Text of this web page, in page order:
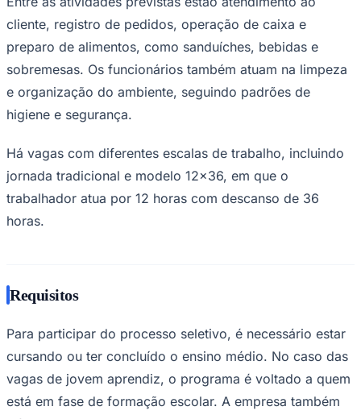
Premier League
La Liga
Bundesliga
Mundial 2026
Times - Ir direto
cliente, registro de pedidos, operação de caixa e
preparo de alimentos, como sanduíches, bebidas e
sobremesas. Os funcionários também atuam na limpeza
e organização do ambiente, seguindo padrões de
higiene e segurança.
Há vagas com diferentes escalas de trabalho, incluindo
jornada tradicional e modelo 12×36, em que o
trabalhador atua por 12 horas com descanso de 36
horas.
Requisitos
Para participar do processo seletivo, é necessário estar
cursando ou ter concluído o ensino médio. No caso das
vagas de jovem aprendiz, o programa é voltado a quem
está em fase de formação escolar. A empresa também